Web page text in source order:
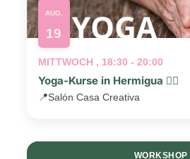
AUG.
19
MITTWOCH , 18:30 - 20:00
Yoga-Kurse in Hermigua 🧘‍♂️
📍Salón Casa Creativa
WORKSHOP